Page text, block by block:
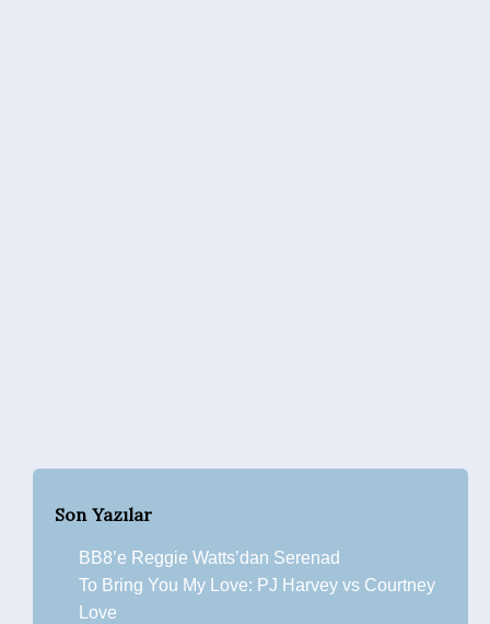
Son Yazılar
BB8’e Reggie Watts’dan Serenad
To Bring You My Love: PJ Harvey vs Courtney
Love